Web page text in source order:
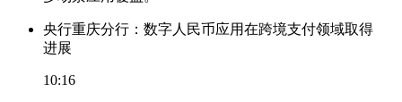
央行重庆分行：数字人民币应用在跨境支付领域取得
进展
10:16